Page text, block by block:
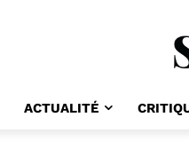
ACTUALITÉ